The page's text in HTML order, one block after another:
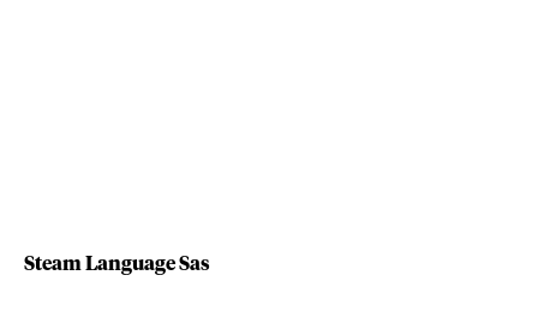
Steam Language Sas